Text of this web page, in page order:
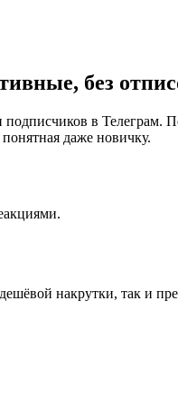
без
в
даже новичку.
накрутки, так и